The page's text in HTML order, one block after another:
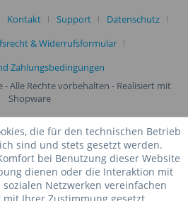
Kontakt Support
Datenschutz
& Widerrufsformular
Zahlungsbedingungen
Alle Rechte vorbehalten - Realisiert mit
Shopware
die für den technischen Betrieb
sind und stets gesetzt werden.
bei Benutzung dieser Website
dienen oder die Interaktion mit
Netzwerken vereinfachen